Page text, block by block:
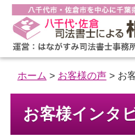
ホーム > お客様の声> お
お客様インタ